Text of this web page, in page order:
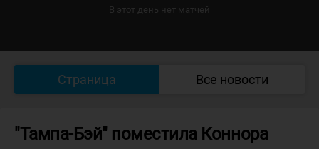
В этот день нет матчей
Страница Все новости
"Тампа-Бэй" поместила Коннора